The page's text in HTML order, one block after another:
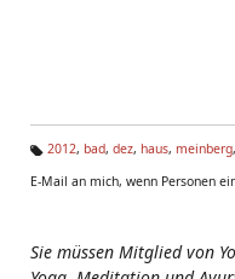
g
2012, bad, dez, haus, meinberg,
E-Mail an mich, wenn Personen
Sie müssen Mitglied von